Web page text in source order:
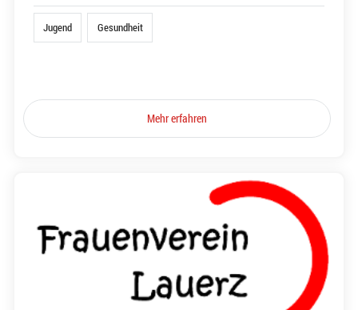
Jugend Gesundheit
Mehr erfahren